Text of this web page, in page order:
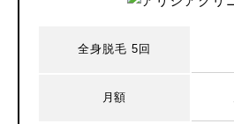
全身脱毛 5回
月額